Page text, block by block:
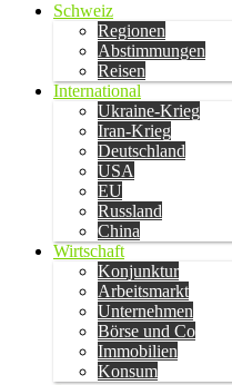
Schweiz
Regionen
Abstimmungen
Reisen
International
Ukraine-Krieg
Iran-Krieg
Deutschland
USA
EU
Russland
China
Wirtschaft
Konjunktur
Arbeitsmarkt
Unternehmen
Börse und Co
Immobilien
Konsum